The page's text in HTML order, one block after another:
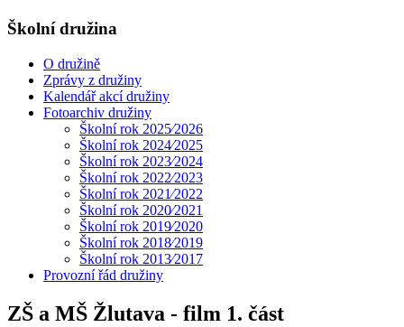
Školní družina
O družině
Zprávy z družiny
Kalendář akcí družiny
Fotoarchiv družiny
Školní rok 2025⁄2026
Školní rok 2024⁄2025
Školní rok 2023⁄2024
Školní rok 2022⁄2023
Školní rok 2021⁄2022
Školní rok 2020⁄2021
Školní rok 2019⁄2020
Školní rok 2018⁄2019
Školní rok 2013⁄2017
Provozní řád družiny
ZŠ a MŠ Žlutava - film 1. část